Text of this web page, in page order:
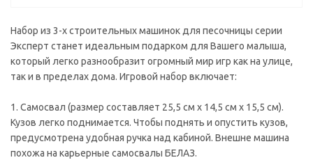
Набор из 3-х строительных машинок для песочницы серии
Эксперт станет идеальным подарком для Вашего малыша,
который легко разнообразит огромный мир игр как на улице,
так и в пределах дома. Игровой набор включает:
1. Самосвал (размер составляет 25,5 см х 14,5 см х 15,5 см).
Кузов легко поднимается. Чтобы поднять и опустить кузов,
предусмотрена удобная ручка над кабиной. Внешне машина
похожа на карьерные самосвалы БЕЛАЗ.